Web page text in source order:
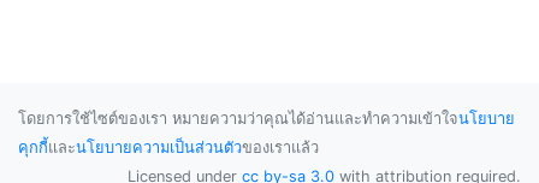
โดยการใช้ไซต์ของเรา หมายความว่าคุณได้อ่านและทำความเข้าใจนโยบาย
คุกกี้และนโยบายความเป็นส่วนตัวของเราแล้ว
Licensed under cc by-sa 3.0 with attribution required.